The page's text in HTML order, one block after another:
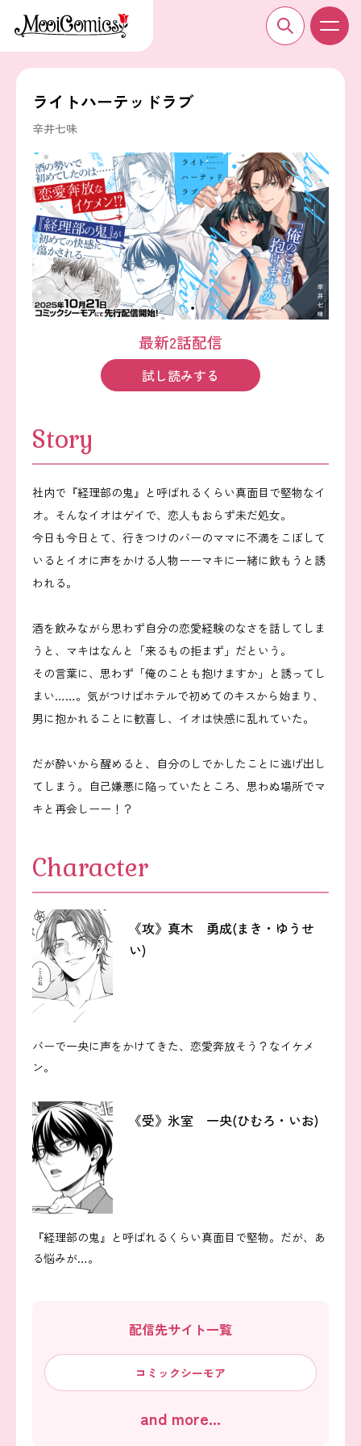
ライトハーテッドラブ
辛井七味
最新2話配信
試し読みする
Story
社内で『経理部の鬼』と呼ばれるくらい真面目で堅物なイ
オ。そんなイオはゲイで、恋人もおらず未だ処女。
今日も今日とて、行きつけのバーのママに不満をこぼして
いるとイオに声をかける人物ーーマキに一緒に飲もうと誘
われる。
酒を飲みながら思わず自分の恋愛経験のなさを話してしま
うと、マキはなんと「来るもの拒まず」だという。
その言葉に、思わず「俺のことも抱けますか」と誘ってし
まい……。気がつけばホテルで初めてのキスから始まり、
男に抱かれることに歓喜し、イオは快感に乱れていた。
だが酔いから醒めると、自分のしでかしたことに逃げ出し
てしまう。自己嫌悪に陥っていたところ、思わぬ場所でマ
キと再会しーー！？
Character
《攻》真木 勇成(まき・ゆうせ
い)
バーで一央に声をかけてきた、恋愛奔放そう？なイケメ
ン。
《受》氷室 一央(ひむろ・いお)
『経理部の鬼』と呼ばれるくらい真面目で堅物。だが、あ
る悩みが…。
配信先サイト一覧
コミックシーモア
and more...